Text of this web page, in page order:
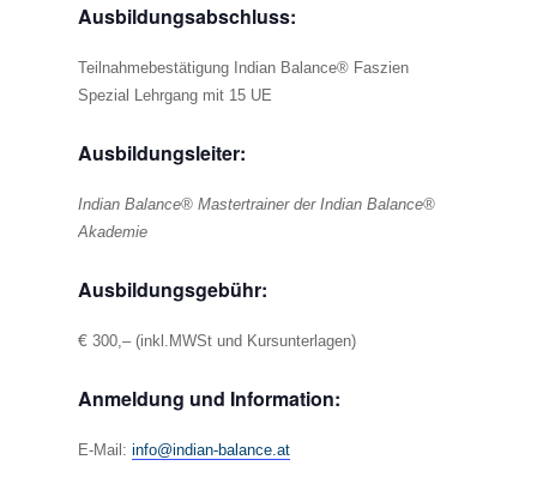
Ausbildungsabschluss:
Teilnahmebestätigung Indian Balance® Faszien
Spezial Lehrgang mit 15 UE
Ausbildungsleiter:
Indian Balance® Mastertrainer der Indian Balance®
Akademie
Ausbildungsgebühr:
€ 300,– (inkl.MWSt und Kursunterlagen)
Anmeldung und Information:
E-Mail: info@indian-balance.at